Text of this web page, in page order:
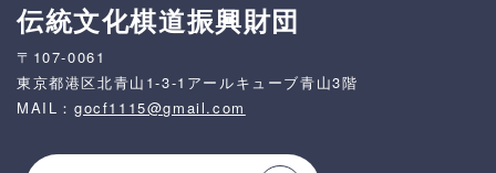
伝統文化棋道振興財団
〒107-0061
東京都港区北青山1-3-1アールキューブ青山3階
MAIL： gocf1115@gmail.com